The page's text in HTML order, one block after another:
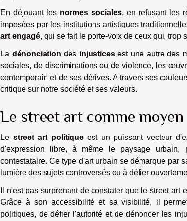
En déjouant les normes sociales, en refusant les
imposées par les institutions artistiques
art engagé, qui se fait le porte-voix de ceux qui, trop
La dénonciation des injusticesest une autre des
sociales, de discriminations ou de violence, les
contemporain et de ses dérives. A travers ses
critique sur notre société et ses valeurs.
Le street art comme
Le street art politiqueest un puissant vecteur
d'expression libre, à même le paysage urbain,
contestataire. Ce type d'art urbain se démarque par
lumière des sujets controversés ou à défier
Il n'est pas surprenant de constater que le street
Grâce à son accessibilité et sa visibilité, il
politiques, de défier l'autorité et de dénoncer les